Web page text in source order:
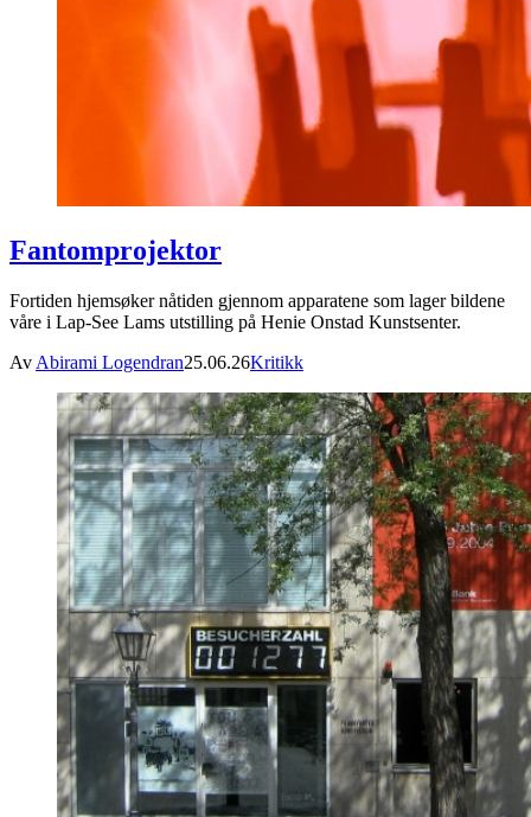
Fantomprojektor
Fortiden hjemsøker nåtiden gjennom apparatene som lager bildene
våre i Lap-See Lams utstilling på Henie Onstad Kunstsenter.
Av Abirami Logendran25.06.26Kritikk